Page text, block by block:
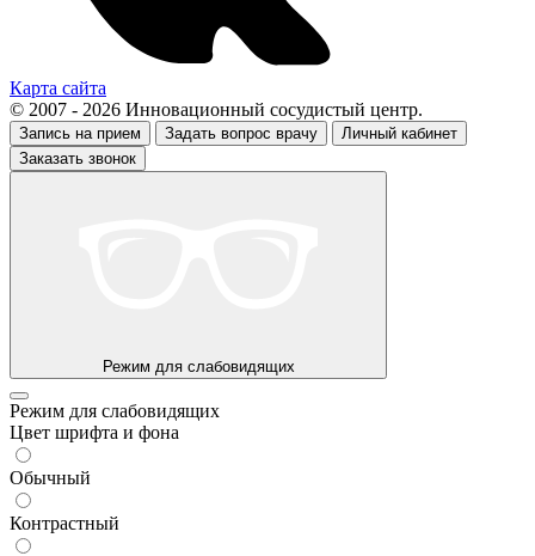
Карта сайта
© 2007 - 2026 Инновационный сосудистый центр.
Запись на прием Задать вопрос врачу
Личный кабинет
Заказать звонок
Режим для слабовидящих
Режим для слабовидящих
Цвет шрифта и фона
Обычный
Контрастный